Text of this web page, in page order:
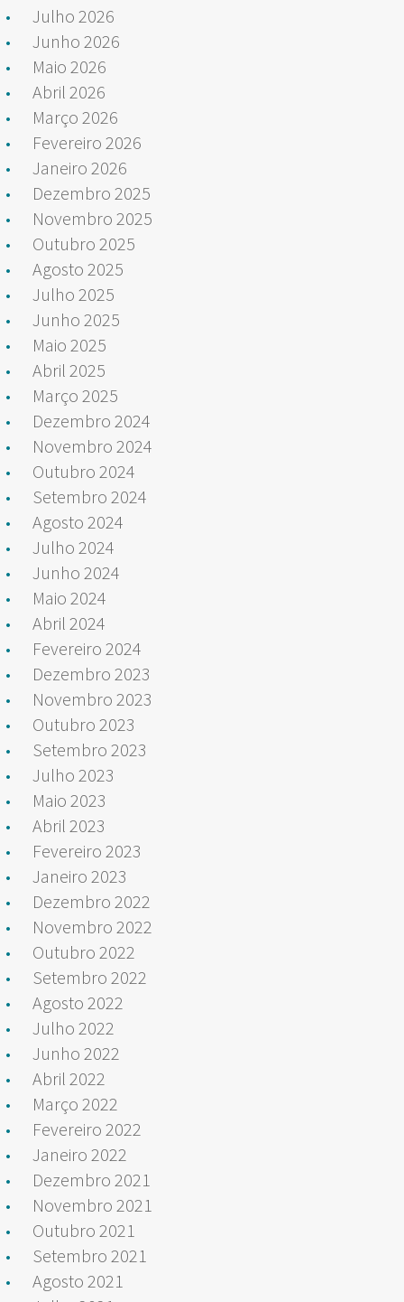
Julho 2026
Junho 2026
Maio 2026
Abril 2026
Março 2026
Fevereiro 2026
Janeiro 2026
Dezembro 2025
Novembro 2025
Outubro 2025
Agosto 2025
Julho 2025
Junho 2025
Maio 2025
Abril 2025
Março 2025
Dezembro 2024
Novembro 2024
Outubro 2024
Setembro 2024
Agosto 2024
Julho 2024
Junho 2024
Maio 2024
Abril 2024
Fevereiro 2024
Dezembro 2023
Novembro 2023
Outubro 2023
Setembro 2023
Julho 2023
Maio 2023
Abril 2023
Fevereiro 2023
Janeiro 2023
Dezembro 2022
Novembro 2022
Outubro 2022
Setembro 2022
Agosto 2022
Julho 2022
Junho 2022
Abril 2022
Março 2022
Fevereiro 2022
Janeiro 2022
Dezembro 2021
Novembro 2021
Outubro 2021
Setembro 2021
Agosto 2021